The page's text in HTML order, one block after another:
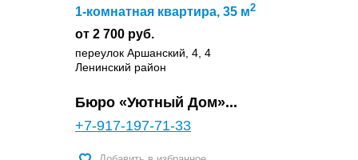
1-комнатная квартира, 35 м2
от 2 700 руб.
переулок Аршанский, 4, 4
Ленинский район
Бюро «Уютный Дом»...
+7-917-197-71-33